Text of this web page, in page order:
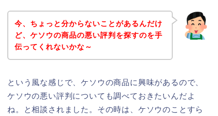
今、ちょっと分からないことがあるんだけ
ど、ケソウの商品の悪い評判を探すのを手
伝ってくれないかな～
という風な感じで、ケソウの商品に興味があるので、
ケソウの悪い評判についても調べておきたいんだよ
ね。と相談されました。その時は、ケソウのことすら